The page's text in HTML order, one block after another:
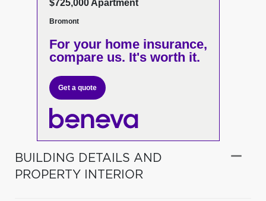
$725,000 Apartment
Bromont
For your home insurance,
compare us. It's worth it.
Get a quote
BUILDING DETAILS AND
PROPERTY INTERIOR